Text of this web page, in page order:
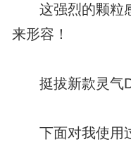
这强烈的颗粒
来形容！
挺拔新款灵气
下面对我使用